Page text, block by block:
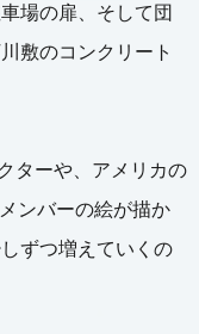
場の扉、そして団
敷のコンクリート
ターや、アメリカの
ンバーの絵が描か
ずつ増えていくの